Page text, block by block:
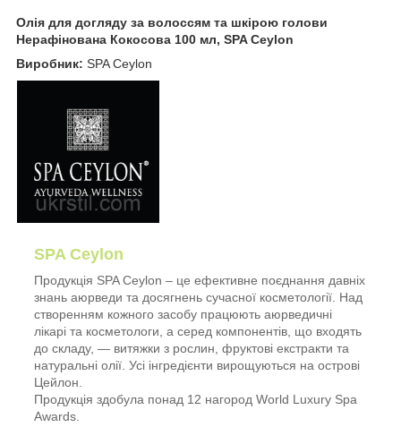
Олія для догляду за волоссям та шкірою голови
Нерафінована Кокосова 100 мл, SPA Ceylon
Виробник: SPA Ceylon
SPA Ceylon
Продукція SPA Ceylon – це ефективне поєднання давніх
знань аюрведи та досягнень сучасної косметології. Над
створенням кожного засобу працюють аюрведичні
лікарі та косметологи, а серед компонентів, що входять
до складу, — витяжки з рослин, фруктові екстракти та
натуральні олії. Усі інгредієнти вирощуються на острові
Цейлон.
Продукція здобула понад 12 нагород World Luxury Spa
Awards.